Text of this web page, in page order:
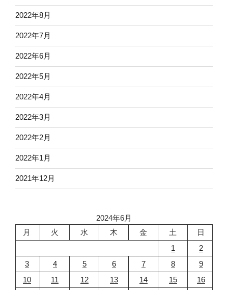
2022年8月
2022年7月
2022年6月
2022年5月
2022年4月
2022年3月
2022年2月
2022年1月
2021年12月
2024年6月
月
火 水 木 金 土
日
1
2
3
4 5 6 7 8
9
10
11 12 13 14 15
16